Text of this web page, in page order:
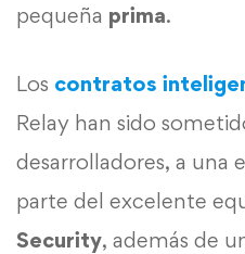
pequeña prima.
Los contratos
Relay han sido
desarrolladores, a una
parte del excelente
Security, además de